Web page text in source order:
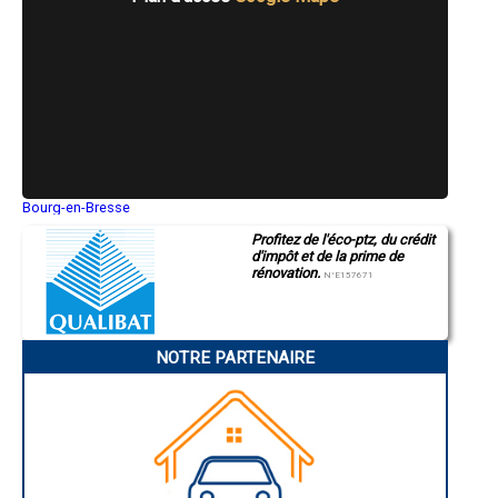
- Entreprise de rénovation immobilière à Ardres
- Entreprise de rénovation immobilière à Neufchâtel-Hardelot
- Entreprise de rénovation immobilière à Lumbres
- Entreprise de rénovation immobilière à Violaines
- Entreprise de rénovation immobilière à Saint-Léonard
- Entreprise de rénovation immobilière à Samer
- Entreprise de rénovation immobilière à Wizernes
- Entreprise de rénovation immobilière à Sainte-Catherine
- Entreprise de rénovation immobilière à Saint-Venant
- Entreprise de rénovation immobilière à Lapugnoy
- Entreprise de rénovation immobilière à Pont-à-Vendin
- Entreprise de rénovation immobilière à Hulluch
- Entreprise de rénovation immobilière à Éperlecques
- Entreprise de rénovation immobilière à Merlimont
Bourg-en-Bresse
Montluçon
Manosque
Gap
Charleville-Mézières
Pamiers
Narbonne
Profitez de l'éco-ptz, du crédit
d'impôt et de la prime de
rénovation. N°E157671
NOTRE PARTENAIRE